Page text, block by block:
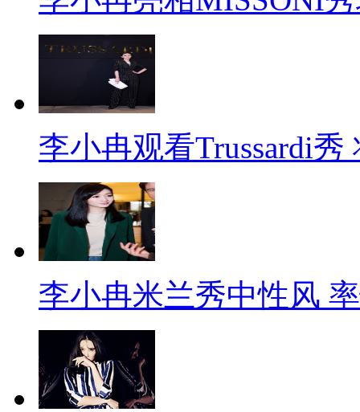
李小冉观看Trussardi
李小冉米兰秀中性风